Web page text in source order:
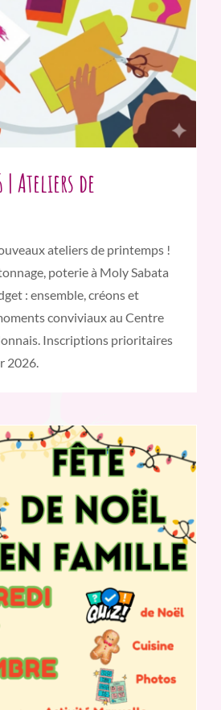
Ateliers de
ateliers de printemps !
poterie à Moly Sabata
: ensemble, créons et
conviviaux au Centre
Inscriptions prioritaires
2026.